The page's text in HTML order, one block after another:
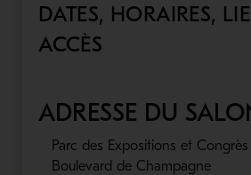
DATES, HORAIRES,
ACCÈS
ADRESSE DU
Parc des Expositions et
Boulevard de Champagne